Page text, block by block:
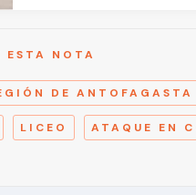
ESTA NOTA
DE ANTOFAGASTA
LICEO ATAQUE EN